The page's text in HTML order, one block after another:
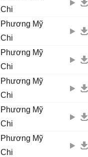
Chi
Phương Mỹ
Chi
Phương Mỹ
Chi
Phương Mỹ
Chi
Phương Mỹ
Chi
Phương Mỹ
Chi